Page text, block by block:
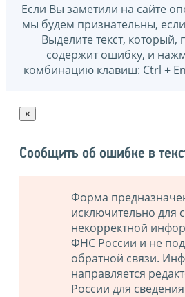
Если Вы заметили на сайте
мы будем признательны,
Выделите текст,
содержит ошибку, и
комбинацию клавиш: Ctrl +
×
Сообщить об ошибке в
Форма
исключительно для
некорректной
ФНС России и не
обратной связи.
направляется
России для